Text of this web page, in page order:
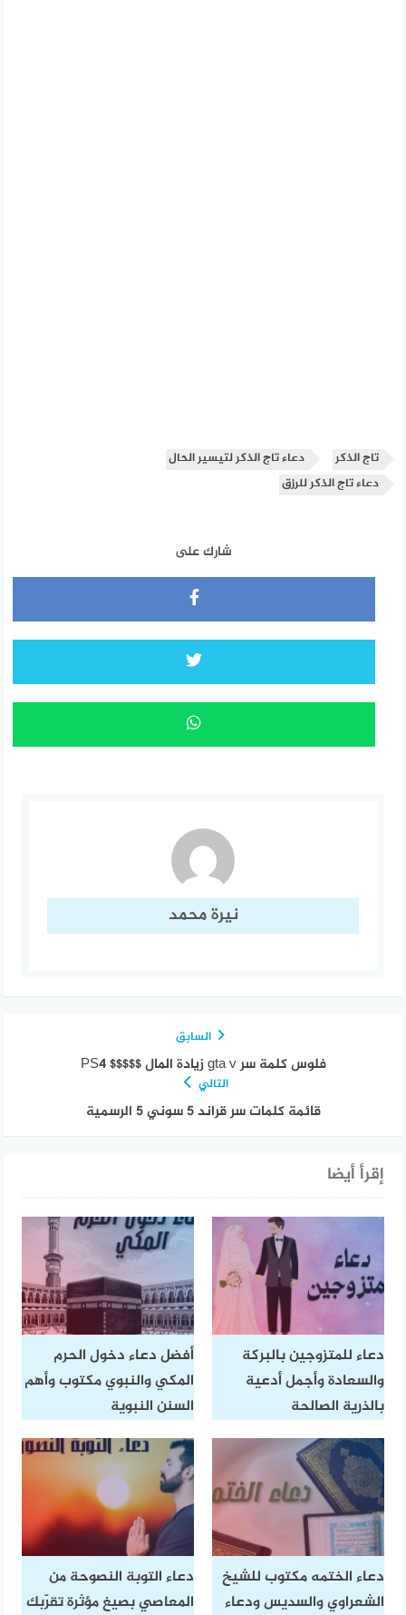
تاج الذكر
دعاء تاج الذكر لتيسير الحال
دعاء تاج الذكر للرزق
شارك على
نيرة محمد
السابق
فلوس كلمة سر gta v زيادة المال $$$$$ PS4
التالي
قائمة كلمات سر قراند 5 سوني 5 الرسمية
إقرأ أيضا
دعاء للمتزوجين بالبركة
والسعادة وأجمل أدعية
بالذرية الصالحة
أفضل دعاء دخول الحرم
المكي والنبوي مكتوب وأهم
السنن النبوية
دعاء الختمه مكتوب للشيخ
الشعراوي والسديس ودعاء
دعاء التوبة النصوحة من
المعاصي بصيغ مؤثرة تقرّبك